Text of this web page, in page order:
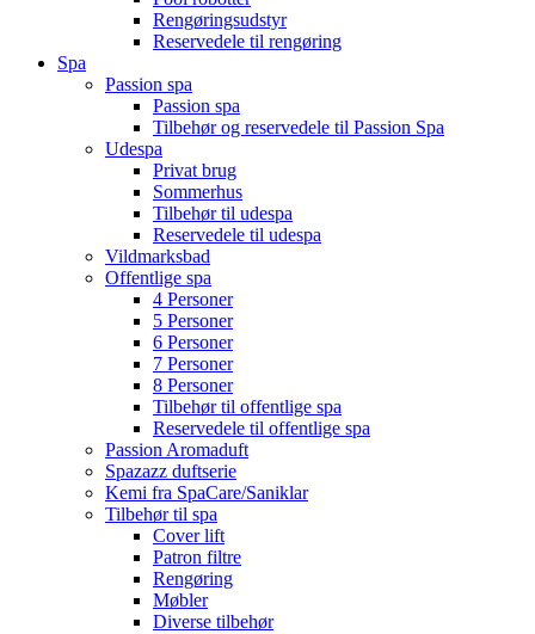
Rengøringsudstyr
Reservedele til rengøring
Spa
Passion spa
Passion spa
Tilbehør og reservedele til Passion Spa
Udespa
Privat brug
Sommerhus
Tilbehør til udespa
Reservedele til udespa
Vildmarksbad
Offentlige spa
4 Personer
5 Personer
6 Personer
7 Personer
8 Personer
Tilbehør til offentlige spa
Reservedele til offentlige spa
Passion Aromaduft
Spazazz duftserie
Kemi fra SpaCare/Saniklar
Tilbehør til spa
Cover lift
Patron filtre
Rengøring
Møbler
Diverse tilbehør